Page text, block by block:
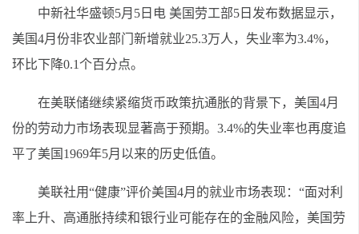
中新社华盛顿5月5日电 美国劳工部5日发布数据显示，
美国4月份非农业部门新增就业25.3万人，失业率为3.4%，
环比下降0.1个百分点。
在美联储继续紧缩货币政策抗通胀的背景下，美国4月
份的劳动力市场表现显著高于预期。3.4%的失业率也再度追
平了美国1969年5月以来的历史低值。
美联社用“健康”评价美国4月的就业市场表现：“面对利
率上升、高通胀持续和银行业可能存在的金融风险，美国劳